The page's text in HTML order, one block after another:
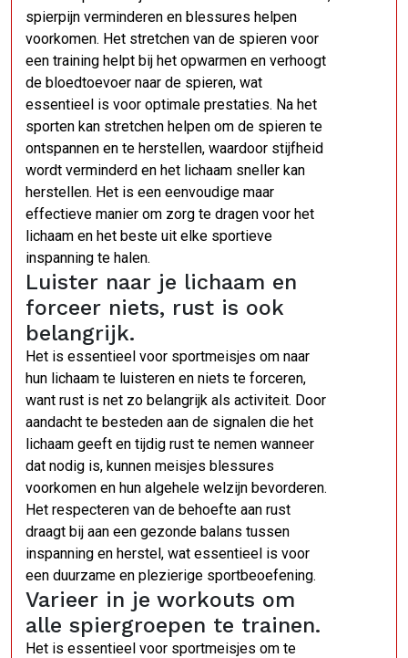
spierpijn verminderen en blessures helpen
voorkomen. Het stretchen van de spieren voor
een training helpt bij het opwarmen en verhoogt
de bloedtoevoer naar de spieren, wat
essentieel is voor optimale prestaties. Na het
sporten kan stretchen helpen om de spieren te
ontspannen en te herstellen, waardoor stijfheid
wordt verminderd en het lichaam sneller kan
herstellen. Het is een eenvoudige maar
effectieve manier om zorg te dragen voor het
lichaam en het beste uit elke sportieve
inspanning te halen.
Luister naar je lichaam en
forceer niets, rust is ook
belangrijk.
Het is essentieel voor sportmeisjes om naar
hun lichaam te luisteren en niets te forceren,
want rust is net zo belangrijk als activiteit. Door
aandacht te besteden aan de signalen die het
lichaam geeft en tijdig rust te nemen wanneer
dat nodig is, kunnen meisjes blessures
voorkomen en hun algehele welzijn bevorderen.
Het respecteren van de behoefte aan rust
draagt bij aan een gezonde balans tussen
inspanning en herstel, wat essentieel is voor
een duurzame en plezierige sportbeoefening.
Varieer in je workouts om
alle spiergroepen te trainen.
Het is essentieel voor sportmeisjes om te